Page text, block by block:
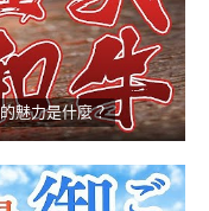
魅力是什麼？